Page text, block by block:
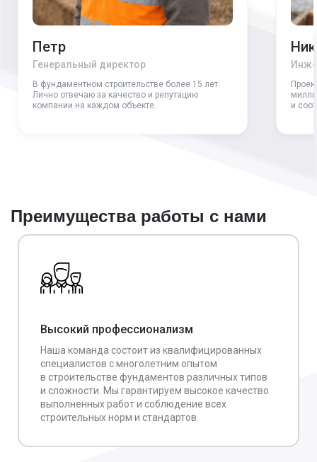
Петр
Генеральный директор
В фундаментном строительстве более 15 лет.
Лично отвечаю за качество и репутацию
компании на каждом объекте.
и
Преимущества работы с нами
Высокий профессионализм
Наша команда состоит из квалифицированных
специалистов с многолетним опытом
в строительстве фундаментов различных типов
и сложности. Мы гарантируем высокое качество
выполненных работ и соблюдение всех
строительных норм и стандартов.